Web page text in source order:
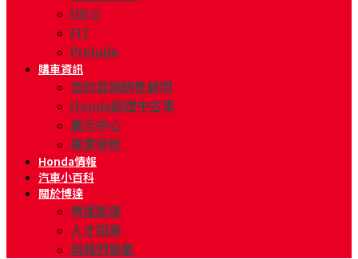
HR-V
FIT
Prelude
購車資訊
您的雲端銷售顧問
Honda認證中古車
展示中心
專業保修
Honda情報
汽車小百科
關於博達
博達態度
人才招募
與我們聯繫